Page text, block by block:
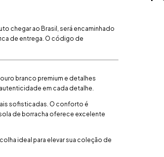
chegar ao Brasil, será encaminhado
de entrega. O código de
branco premium e detalhes
em cada detalhe.
sofisticadas. O conforto é
de borracha oferece excelente
ideal para elevar sua coleção de